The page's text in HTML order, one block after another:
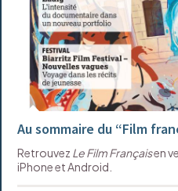
Au sommaire du “Film
Retrouvez Le Film Françaisen
iPhone et Android.